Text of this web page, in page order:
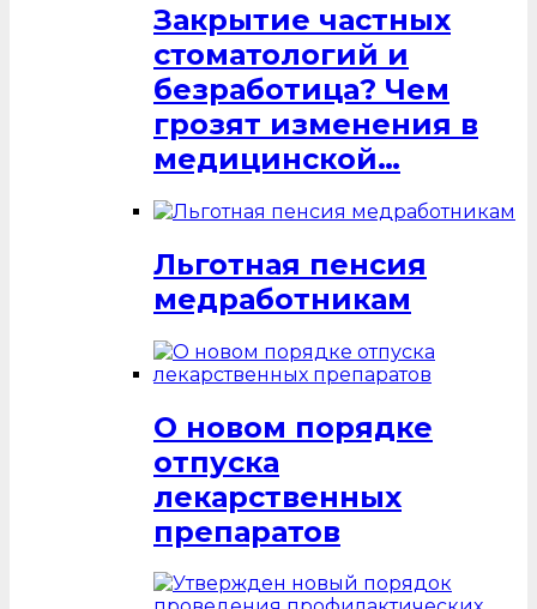
Закрытие частных
стоматологий и
безработица? Чем
грозят изменения в
медицинской…
Льготная пенсия
медработникам
О новом порядке
отпуска
лекарственных
препаратов